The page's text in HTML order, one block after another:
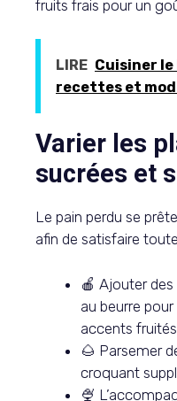
fruits frais pour un
LIRE Cuisiner
recettes et
Varier les
sucrées et
Le pain perdu se
afin de satisfaire
🍎 Ajouter
au beurre
accents fruités.
🌰 Parsemer
croquant
🍨